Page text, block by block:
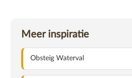
Meer inspiratie
Obsteig Waterval